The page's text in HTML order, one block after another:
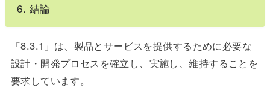
6. 結論
「8.3.1」は、製品とサービスを提供するために必要な
設計・開発プロセスを確立し、実施し、維持することを
要求しています。